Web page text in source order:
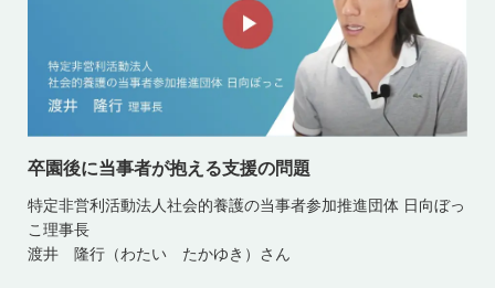
卒園後に当事者が抱える支援の問題
特定非営利活動法人社会的養護の当事者参加推進団体 日向ぼっ
こ理事長
渡井 隆行（わたい たかゆき）さん